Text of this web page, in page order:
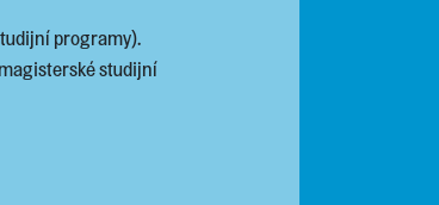
programy).
studijní